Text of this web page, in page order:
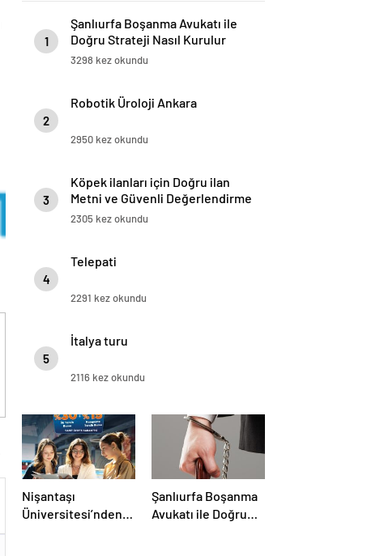
1
Şanlıurfa Boşanma Avukatı ile
Doğru Strateji Nasıl Kurulur
3298 kez okundu
2
Robotik Üroloji Ankara
2950 kez okundu
3
Köpek ilanları için Doğru ilan
Metni ve Güvenli Değerlendirme
Rehberi
2305 kez okundu
4
Telepati
2291 kez okundu
5
İtalya turu
2116 kez okundu
Nişantaşı
Üniversitesi’nden
Şanlıurfa Boşanma
Avukatı ile Doğru